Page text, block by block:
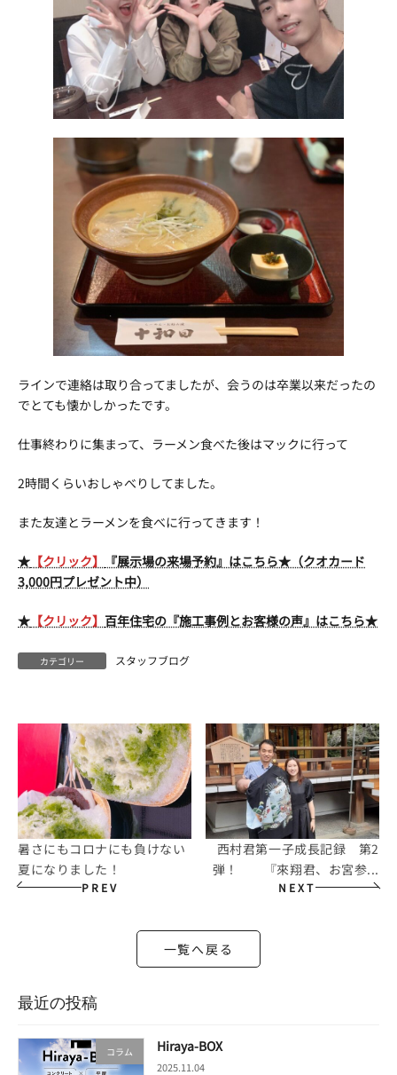
ラインで連絡は取り合ってましたが、会うのは卒業以来だったの
でとても懐かしかったです。
仕事終わりに集まって、ラーメン食べた後はマックに行って
2時間くらいおしゃべりしてました。
また友達とラーメンを食べに行ってきます！
★ 【クリック】
『展示場の来場予約』はこちら★（クオカード
3,000円プレゼント中）
★ 【クリック】 百年住宅の『施工事例とお客様の声』はこちら★
カテゴリー スタッフブログ
暑さにもコロナにも負けない
夏になりました！
PREV
西村君第一子成長記録 第2
弾！ 『來翔君、お宮参...
NEXT
一覧へ戻る
最近の投稿
コラム Hiraya-BOX
2025.11.04